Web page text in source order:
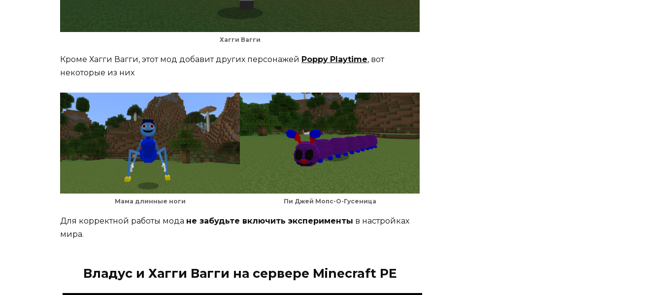
Хагги Вагги
Кроме Хагги Вагги, этот мод добавит других персонажей Poppy Playtime, вот
некоторые из них
Мама длинные ноги Пи Джей Мопс-О-Гусеница
Для корректной работы мода не забудьте включить эксперименты в настройках
мира.
Владус и Хагги Вагги на сервере Minecraft PE